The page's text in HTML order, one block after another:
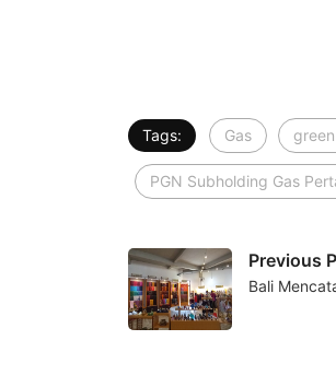
Tags: Gas
PGN Subholding Gas
Previous
Bali